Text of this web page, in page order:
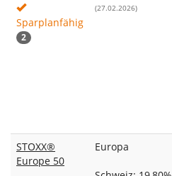
Sparplanfähig
2
(27.02.2026)
STOXX®
Europe 50
Europa